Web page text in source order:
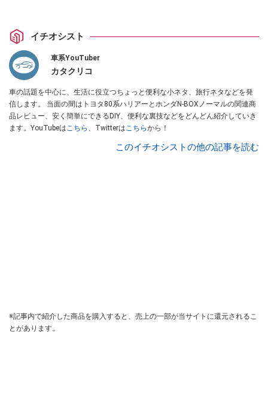
イチオシスト
車系YouTuber
カタクリコ
車の話題を中心に、生活に役立つちょっと便利な小ネタ、旅行ネタなどを発
信します。 当面の間はトヨタ80系ハリアーとホンダN-BOXノーマルの関連商
品レビュー、安く簡単にできるDIY、便利な裏技などをどんどん紹介していき
ます。YouTubeはこちら 、Twitterはこちらから！
このイチオシストの他の記事を読む
※記事内で紹介した商品を購入すると、売上の一部が当サイトに還元されるこ
とがあります。